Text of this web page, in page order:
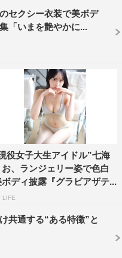
セクシー衣装で美ボデ
「いまを艶やかに...
役女子大生アイドル”七海
お、ランジェリー姿で色白
ボディ披露『グラビアザテ...
LIFE
共通する“ある特徴”と